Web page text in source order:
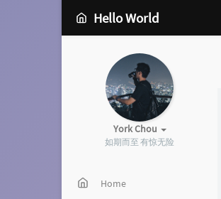
Hello World
York Chou
如期而至 有惊无险
Home